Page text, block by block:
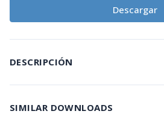
Descargar
DESCRIPCIÓN
SIMILAR DOWNLOADS